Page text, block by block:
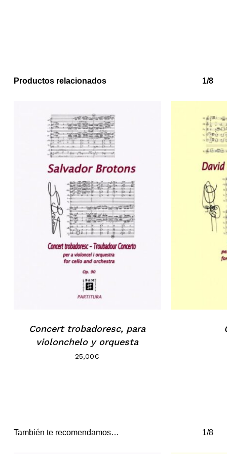
No hay productos en el carrito.
Go to shop
Productos relacionados 1/8
Concert trobadoresc, para
violonchelo y orquesta
25,00€
También te recomendamos… 1/8